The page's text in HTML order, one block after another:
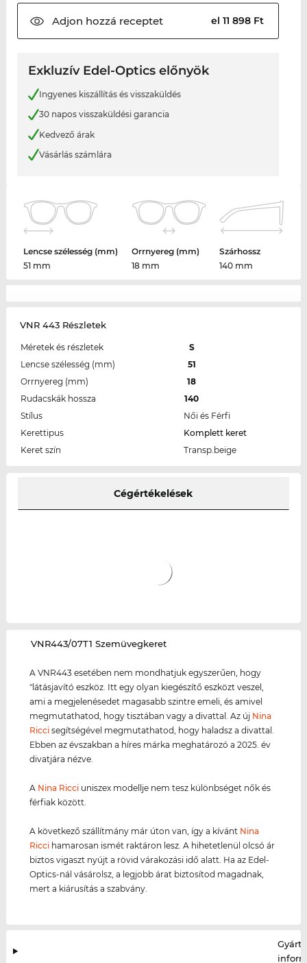
Adjon hozzá receptet el 11 898 Ft
Exkluzív Edel-Optics előnyök
Ingyenes kiszállítás és visszaküldés
30 napos visszaküldési garancia
Kedvező árak
Vásárlás számlára
Lencse szélesség (mm)
51 mm
Orrnyereg (mm)
18 mm
Szárhossz
140 mm
VNR 443 Részletek
Méretek és részletek
S
Lencse szélesség (mm)
51
Orrnyereg (mm)
18
Rudacskák hossza
140
Stílus
Női és Férfi
Kerettipus
Komplett keret
Keret szín
Transp.beige
Cégértékelések
‌VNR443/07T1 Szemüvegkeret
A VNR443 esetében nem mondhatjuk egyszerűen, hogy
"látásjavító eszköz. Itt egy olyan kiegészítő eszközt veszel,
ami a megjelenésedet magasabb szintre emeli, és amivel
megmutathatod, hogy tisztában vagy a divattal. Az új Nina
Ricci segítségével megmutathatod, hogy haladsz a divattal.
Ebben az évszakban a híres márka meghatározó a 2025. év
divatjára nézve.
A Nina Ricci uniszex modellje nem tesz különbséget nők és
férfiak között.
A következő szállítmány már úton van, így a kívánt Nina
Ricci hamarosan ismét raktáron lesz. A hihetetlenül olcsó ár
biztos vigaszt nyújt a rövid várakozási idő alatt. Ha az Edel-
Optics-nál vásárolsz, a legjobb árat biztosítod magadnak,
mert a kiárusítás a szabvány.